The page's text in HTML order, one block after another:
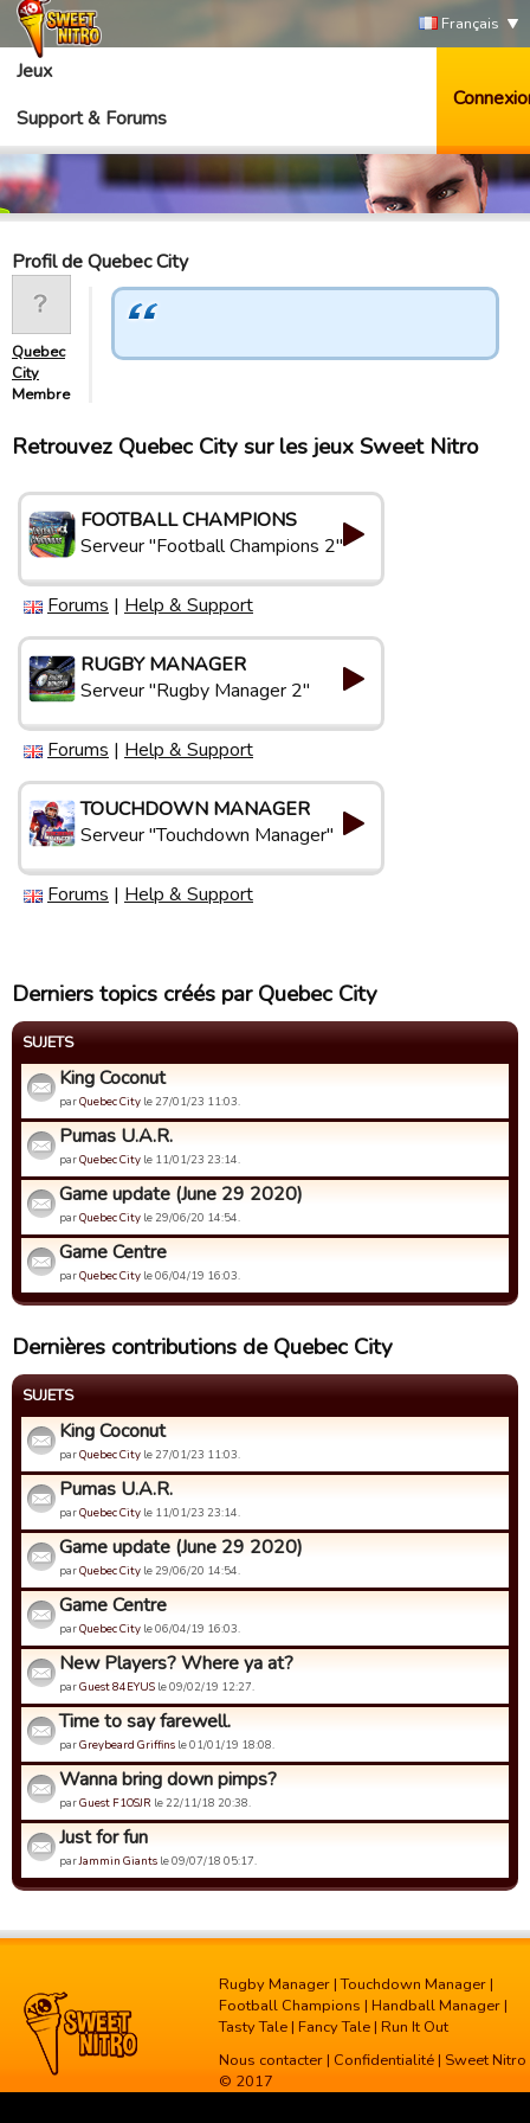
Français
Jeux
Support & Forums
Profil de Quebec City
Quebec
City
Membre
Retrouvez Quebec City sur les jeux Sweet Nitro
FOOTBALL CHAMPIONS
Serveur "Football Champions 2"
Forums | Help & Support
RUGBY MANAGER
Serveur "Rugby Manager 2"
Forums | Help & Support
TOUCHDOWN MANAGER
Serveur "Touchdown Manager"
Forums | Help & Support
Derniers topics créés par Quebec City
SUJETS
King Coconut
parQuebec City le 27/01/23 11:03.
Pumas U.A.R.
parQuebec City le 11/01/23 23:14.
Game update (June 29 2020)
parQuebec City le 29/06/20 14:54.
Game Centre
parQuebec City le 06/04/19 16:03.
Dernières contributions de Quebec City
SUJETS
King Coconut
parQuebec City le 27/01/23 11:03.
Pumas U.A.R.
parQuebec City le 11/01/23 23:14.
Game update (June 29 2020)
parQuebec City le 29/06/20 14:54.
Game Centre
parQuebec City le 06/04/19 16:03.
New Players? Where ya at?
parGuest 84EYUS le 09/02/19 12:27.
Time to say farewell.
parGreybeard Griffins le 01/01/19 18:08.
Wanna bring down pimps?
parGuest F1OSJR le 22/11/18 20:38.
Just for fun
parJammin Giants le 09/07/18 05:17.
Rugby Manager |Touchdown Manager |
Football Champions | Handball Manager |
Tasty Tale | Fancy Tale | Run It Out
Nous contacter | Confidentialité | Sweet Nitro
© 2017